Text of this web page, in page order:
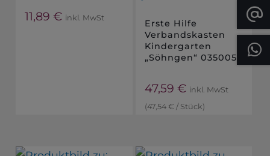
11,89€ inkl. MwSt
Erste Hilfe
Verbandskasten
Kindergarten
„Söhngen“ 0350052
47,59 € inkl. MwSt
(47,54 €/ Stück)